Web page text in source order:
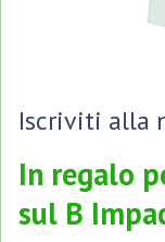
Iscriviti alla
In regalo
sul B